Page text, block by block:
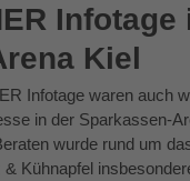
Kiel
Infotage waren auch
in der Sparkassen-
wurde rund um
Kühnapfel